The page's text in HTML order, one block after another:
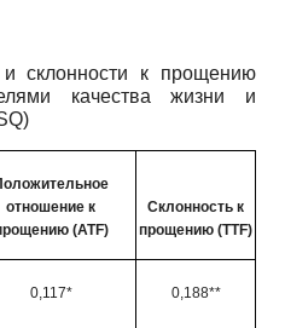
и склонности к прощению
качества жизни и
отношение к
(ATF)
Склонность к
прощению (TTF)
0,117* 0,188**